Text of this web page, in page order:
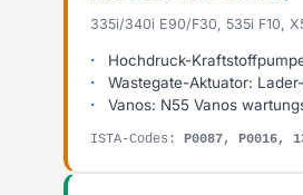
335i/340i E90/F30, 535i F10,
Hochdruck-
Wastegate-Aktuator:
Vanos: N55 Vanos
ISTA-Codes: P0087, P0016,